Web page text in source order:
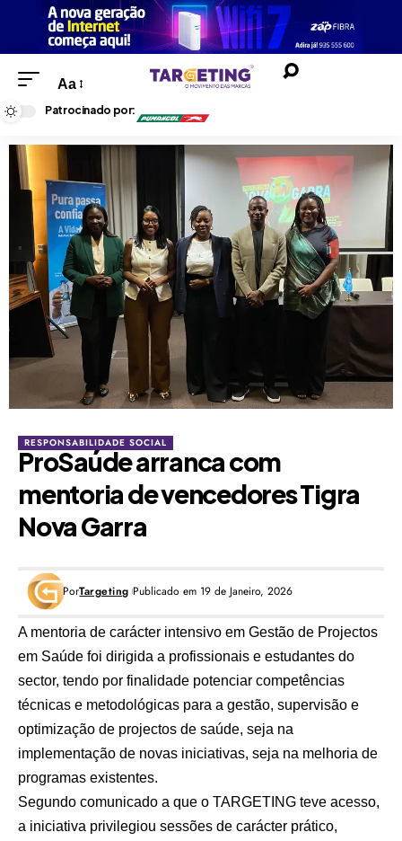
Aa
Patrocinado por:
RESPONSABILIDADE SOCIAL
ProSaúde arranca com
mentoria de vencedores Tigra
Nova Garra
PorTargeting Publicado em 19 de Janeiro, 2026
A mentoria de carácter intensivo em Gestão de Projectos
em Saúde foi dirigida a profissionais e estudantes do
sector, tendo por finalidade potenciar competências
técnicas e metodológicas para a gestão, supervisão e
optimização de projectos de saúde, seja na
implementação de novas iniciativas, seja na melhoria de
programas existentes.
Segundo comunicado a que o TARGETING teve acesso,
a iniciativa privilegiou sessões de carácter prático,